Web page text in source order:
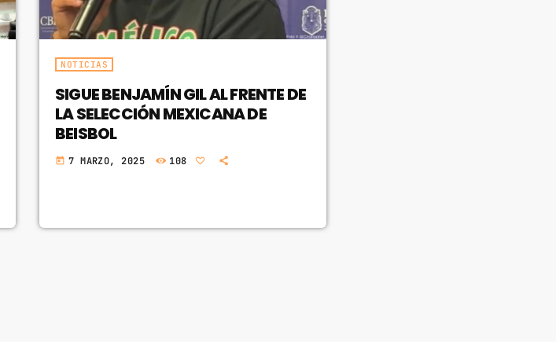
NOTICIAS
SIGUE BENJAMÍN GIL AL FRENTE DE
LA SELECCIÓN MEXICANA DE
BEISBOL
today 7 MARZO, 2025 108